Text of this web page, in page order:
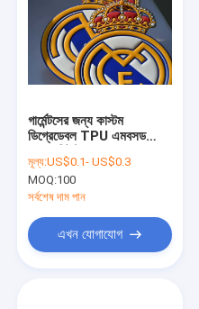
গার্মেন্টসের জন্য কাস্টম
ডিগ্রেডেবল TPU এমবসড
মূল্য:US$0.1- US$0.3
MOQ:100
সর্বশেষ দাম পান
এখন যোগাযোগ